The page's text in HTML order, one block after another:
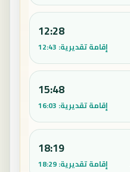
12:28
إقامة تقديرية: 12:43
15:48
إقامة تقديرية: 16:03
18:19
إقامة تقديرية:18:29